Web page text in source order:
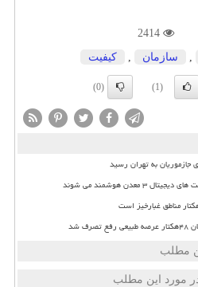
, سازمان , كیفیت
(1)
(0)
جازموریان به تهران رسید
مطلب
مورد این مطلب